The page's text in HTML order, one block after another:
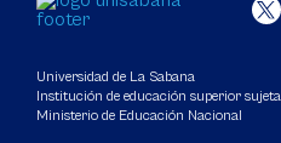
Universidad de La Sabana
Institución de educación superior
Ministerio de Educación Nacional